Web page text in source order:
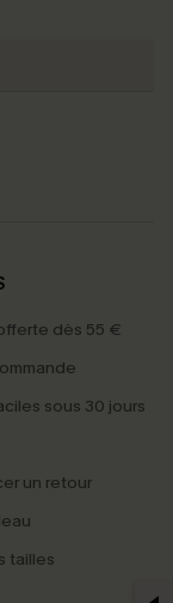
dès 55 €
sous 30 jours
un retour
tailles